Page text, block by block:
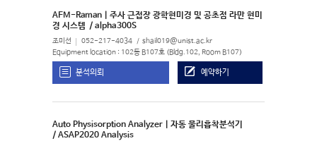
AFM-Raman | 주사 근접장 광학현미경 및 공초점 라만 현미
경 시스템 / alpha300S
조미선 052-217-4034 shail019@unist.ac.kr
Equipment location : 102동 B107호 (Bldg.102, Room B107)
분석의뢰 예약하기
Auto Physisorption Analyzer | 자동 물리흡착분석기
/ ASAP2020 Analysis